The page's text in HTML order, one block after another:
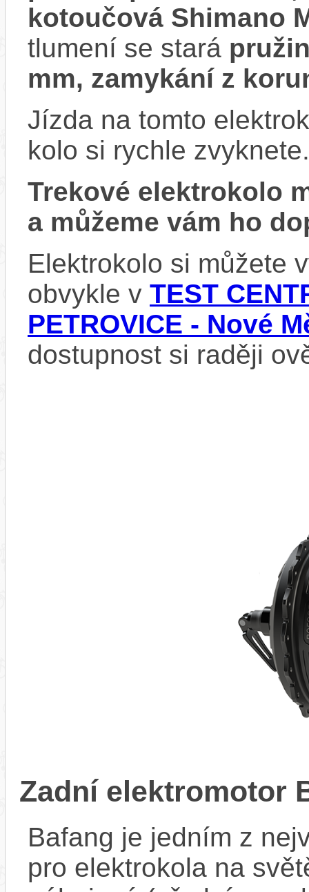
kotoučová Shimano
tlumení se stará
mm, zamykání z
Jízda na tomto
kolo si rychle zvyknete.
Trekové elektrokolo
a můžeme vám ho
Elektrokolo si můžete
obvykle v TEST
PETROVICE - Nové
dostupnost si raději
Zadní elektromotor
Bafang je jedním z
pro elektrokola na